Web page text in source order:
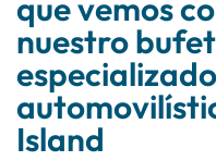
que vemos
nuestro
Island